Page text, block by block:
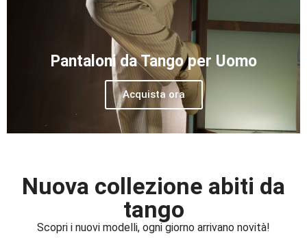
Pantaloni da Tango per Uomo
Acquista ora
Nuova collezione abiti da
tango
Scopri i nuovi modelli, ogni giorno arrivano novità!